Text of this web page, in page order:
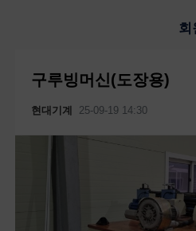
회
구루빙머신(도장용)
현대기계 25-09-19 14:30